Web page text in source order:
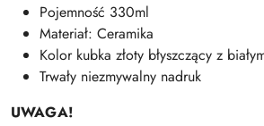
Pojemność 330ml
Materiał: Ceramika
Kolor kubka złoty błyszczący z
Trwały niezmywalny nadruk
UWAGA!